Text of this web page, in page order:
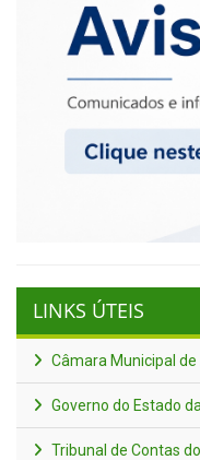
LINKS ÚTEIS
Câmara Municipal de
Governo do Estado
Tribunal de Contas